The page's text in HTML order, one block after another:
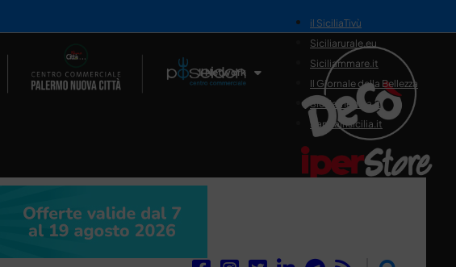
Il Network
il SiciliaTivù
Siciliarurale.eu
Siciliammare.it
Il Giornale della Bellezza
Siciliamedica.it
Sanitainsicilia.it